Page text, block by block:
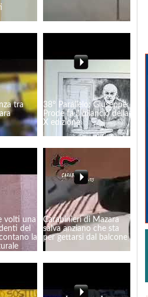
tra
38° Parallelo: Giuseppe
Prode fa il bilancio della
X edizione
volti una
del
la
Carabinieri di Mazara
salva anziano che sta
per gettarsi dal balcone